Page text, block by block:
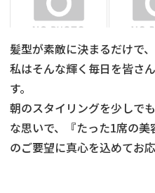
髪型が素敵に決まるだけで
私はそんな輝く毎日を皆さ
す。
朝のスタイリングを少しで
な思いで、『たった1席の
のご要望に真心を込めてお応